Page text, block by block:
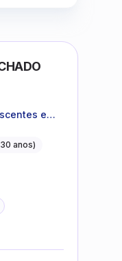
e
e
anos)